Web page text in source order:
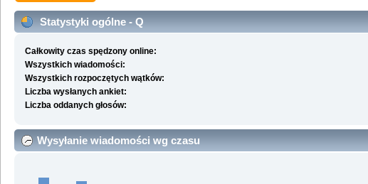
Statystyki ogólne - Q
Całkowity czas spędzony online:
Wszystkich wiadomości:
Wszystkich rozpoczętych wątków:
Liczba wysłanych ankiet:
Liczba oddanych głosów:
Wysyłanie wiadomości wg czasu